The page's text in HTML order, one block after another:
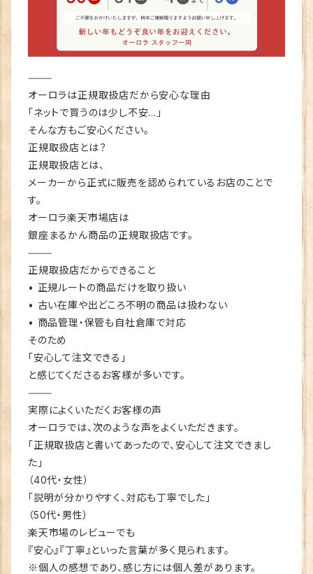
⸻
オーロラは正規取扱店だから安心な理由
「ネットで買うのは少し不安…」
そんな方もご安心ください。
正規取扱店とは？
正規取扱店とは、
メーカーから正式に販売を認められているお店のことで
す。
オーロラ楽天市場店は
銀座まるかん商品の正規取扱店です。
⸻
正規取扱店だからできること
• 正規ルートの商品だけを取り扱い
• 古い在庫や出どころ不明の商品は扱わない
• 商品管理・保管も自社倉庫で対応
そのため
「安心して注文できる」
と感じてくださるお客様が多いです。
⸻
実際によくいただくお客様の声
オーロラでは、次のような声をよくいただきます。
「正規取扱店と書いてあったので、安心して注文できまし
た」
（40代・女性）
「説明が分かりやすく、対応も丁寧でした」
（50代・男性）
楽天市場のレビューでも
『安心』『丁寧』といった言葉が多く見られます。
※個人の感想であり、感じ方には個人差があります。